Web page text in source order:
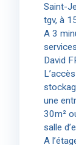
Saint-
tgv, à
A 3
services
David
une
30m²
salle
A